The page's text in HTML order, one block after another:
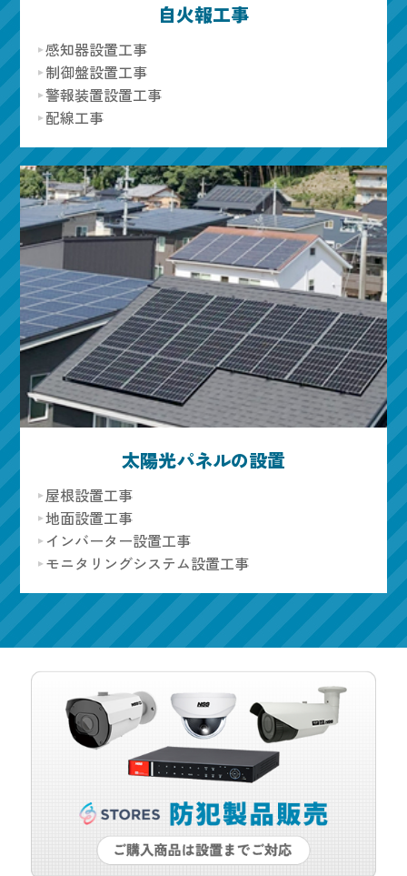
自火報工事
感知器設置工事
制御盤設置工事
警報装置設置工事
配線工事
太陽光パネルの設置
屋根設置工事
地面設置工事
インバーター設置工事
モニタリングシステム設置工事